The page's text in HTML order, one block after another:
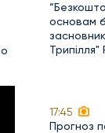
основам
17:45
Прогноз